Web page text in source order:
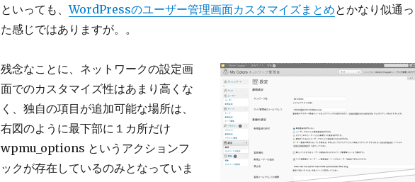
といっても、WordPressのユーザー管理画面カスタマイズまとめとかなり似通っ
た感じではありますが。。
残念なことに、ネットワークの設定画
面でのカスタマイズ性はあまり高くな
く、独自の項目が追加可能な場所は、
右図のように最下部に１カ所だけ
wpmu_options というアクションフ
ックが存在しているのみとなっていま